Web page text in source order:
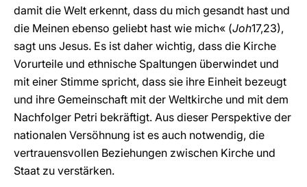
damit die Welt erkennt, dass du mich gesandt hast und
die Meinen ebenso geliebt hast wie mich« (Joh17,23),
sagt uns Jesus. Es ist daher wichtig, dass die Kirche
Vorurteile und ethnische Spaltungen überwindet und
mit einer Stimme spricht, dass sie ihre Einheit bezeugt
und ihre Gemeinschaft mit der Weltkirche und mit dem
Nachfolger Petri bekräftigt. Aus dieser Perspektive der
nationalen Versöhnung ist es auch notwendig, die
vertrauensvollen Beziehungen zwischen Kirche und
Staat zu verstärken.